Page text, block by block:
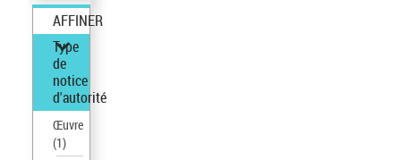
AFFINER
Type
de
notice
d'autorité
Œuvre
(1)